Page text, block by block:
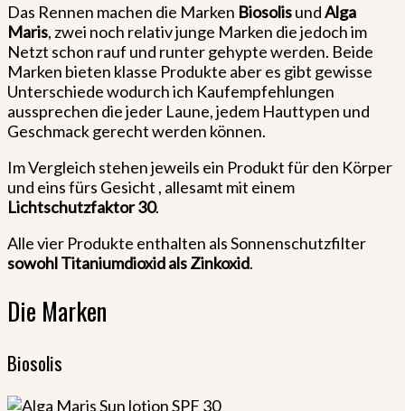
Das Rennen machen die Marken BiosolisundAlga
Maris, zwei noch relativ junge Marken die jedoch im
Netzt schon rauf und runter gehypte werden. Beide
Marken bieten klasse Produkte aber es gibt gewisse
Unterschiede wodurch ich Kaufempfehlungen
aussprechen die jeder Laune, jedem Hauttypen und
Geschmack gerecht werden können.
Im Vergleich stehen jeweils ein Produkt für den Körper
und eins fürs Gesicht , allesamt mit einem
Lichtschutzfaktor 30.
Alle vier Produkte enthalten als Sonnenschutzfilter
sowohl Titaniumdioxid als Zinkoxid.
Die Marken
Biosolis